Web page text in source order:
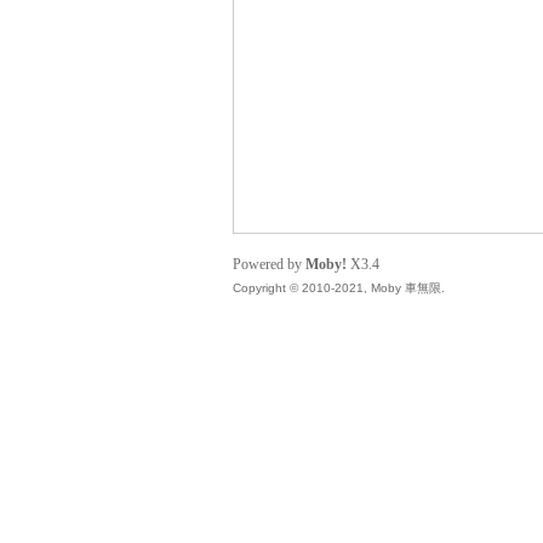
Powered by Moby! X3.4
Copyright © 2010-2021, Moby 車無限.